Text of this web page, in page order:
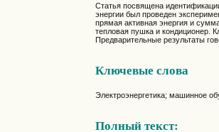
Статья посвящена
энергии был проведен
прямая активная энергия и
тепловая пушка и кондиционер.
Предварительные результаты
Ключевые слова
Электроэнергетика; машинное
Полный текст: